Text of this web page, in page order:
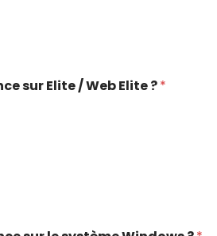
sur Elite / Web Elite ?*